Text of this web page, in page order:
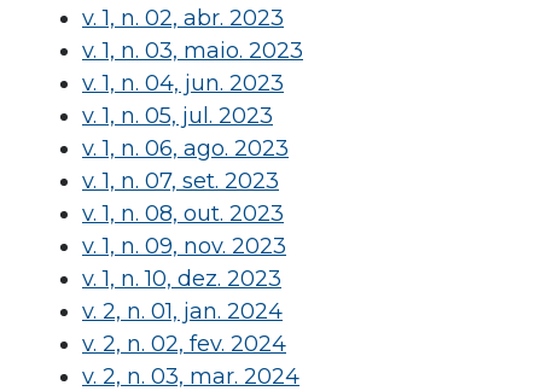
v. 1, n. 02, abr. 2023
v. 1, n. 03, maio. 2023
v. 1, n. 04, jun. 2023
v. 1, n. 05, jul. 2023
v. 1, n. 06, ago. 2023
v. 1, n. 07, set. 2023
v. 1, n. 08, out. 2023
v. 1, n. 09, nov. 2023
v. 1, n. 10, dez. 2023
v. 2, n. 01, jan. 2024
v. 2, n. 02, fev. 2024
v. 2, n. 03, mar. 2024